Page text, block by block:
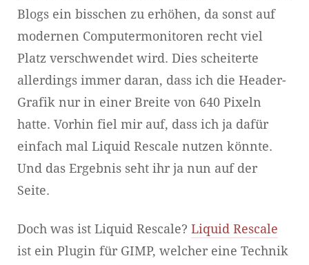
Blogs ein bisschen zu erhöhen, da sonst auf
modernen Computermonitoren recht viel
Platz verschwendet wird. Dies scheiterte
allerdings immer daran, dass ich die Header-
Grafik nur in einer Breite von 640 Pixeln
hatte. Vorhin fiel mir auf, dass ich ja dafür
einfach mal Liquid Rescale nutzen könnte.
Und das Ergebnis seht ihr ja nun auf der
Seite.
Doch was ist Liquid Rescale? Liquid Rescale
ist ein Plugin für GIMP, welcher eine Technik